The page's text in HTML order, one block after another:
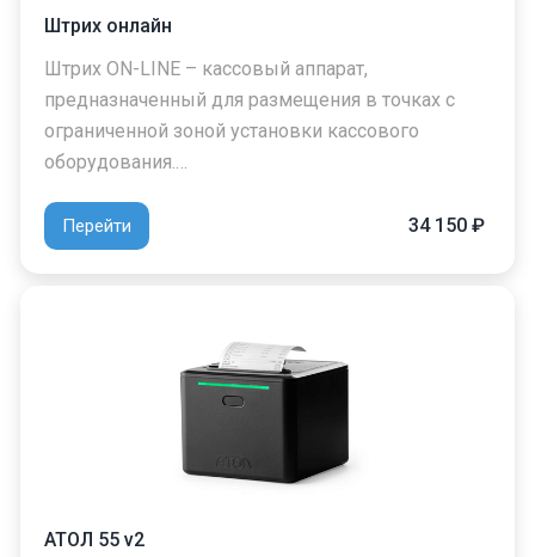
Штрих онлайн
Штрих ON-LINE – кассовый аппарат,
предназначенный для размещения в точках с
ограниченной зоной установки кассового
оборудования.…
Перейти 34 150 ₽
АТОЛ 55 v2